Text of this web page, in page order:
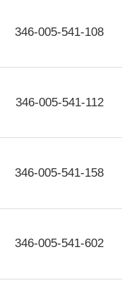
346-005-541-108
346-005-541-112
346-005-541-158
346-005-541-602